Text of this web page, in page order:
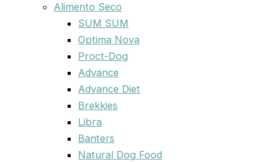
Alimento Seco
SUM SUM
Optima Nova
Proct-Dog
Advance
Advance Diet
Brekkies
Libra
Banters
Natural Dog Food